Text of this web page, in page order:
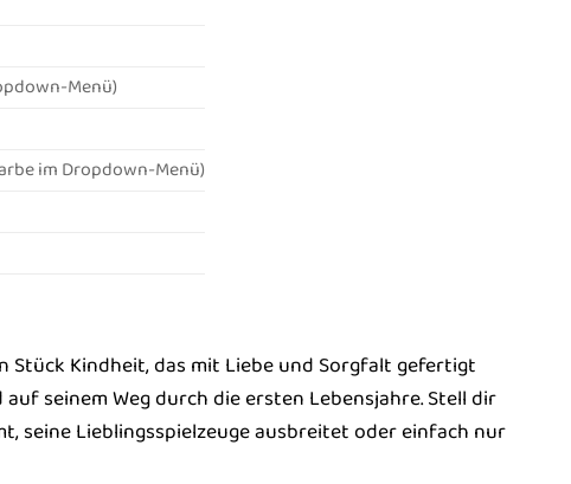
Menü)
im Dropdown-Menü)
Stück Kindheit, das mit Liebe und Sorgfalt gefertigt
seinem Weg durch die ersten Lebensjahre. Stell dir
seine Lieblingsspielzeuge ausbreitet oder einfach nur